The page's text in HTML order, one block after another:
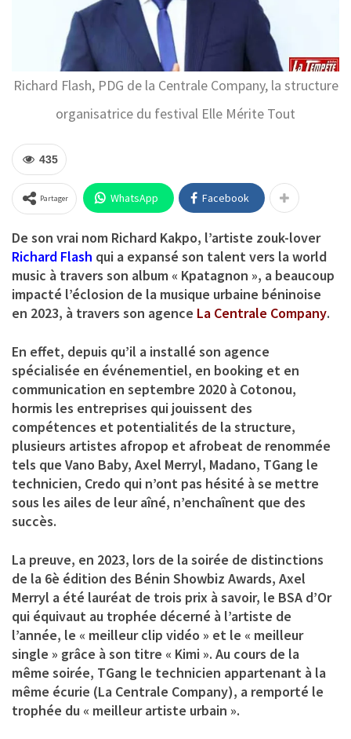
Richard Flash, PDG de la Centrale Company, la structure
organisatrice du festival Elle Mérite Tout
435
Partager WhatsApp Facebook
De son vrai nom Richard Kakpo, l’artiste zouk-lover
Richard Flash qui a expansé son talent vers la world
music à travers son album « Kpatagnon », a beaucoup
impacté l’éclosion de la musique urbaine béninoise
en 2023, à travers son agence La Centrale Company.
En effet, depuis qu’il a installé son agence
spécialisée en événementiel, en booking et en
communication en septembre 2020 à Cotonou,
hormis les entreprises qui jouissent des
compétences et potentialités de la structure,
plusieurs artistes afropop et afrobeat de renommée
tels que Vano Baby, Axel Merryl, Madano, TGang le
technicien, Credo qui n’ont pas hésité à se mettre
sous les ailes de leur aîné, n’enchaînent que des
succès.
La preuve, en 2023, lors de la soirée de distinctions
de la 6è édition des Bénin Showbiz Awards, Axel
Merryl a été lauréat de trois prix à savoir, le BSA d’Or
qui équivaut au trophée décerné à l’artiste de
l’année, le « meilleur clip vidéo » et le « meilleur
single » grâce à son titre « Kimi ». Au cours de la
même soirée, TGang le technicien appartenant à la
même écurie (La Centrale Company), a remporté le
trophée du « meilleur artiste urbain ».